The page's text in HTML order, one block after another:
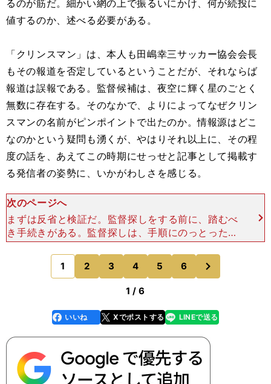
るのが筋だ。細かい網の上で振るいにかけ、何が続投に
値するのか、述べる必要がある。
「クリンスマン」は、本人も田嶋幸三サッカー協会会長
もその報道を否定しているということだが、それならば
報道は誤報である。監督候補は、夜空に輝く星のごとく
無数に存在する。そのなかで、よりによってなぜクリン
スマンの名前がピンポイントで出たのか。情報源はどこ
なのかという疑問も湧くが、やはりそれ以上に、その程
度の話を、あえてこの時期にせっせと記事として掲載す
る発信者の姿勢に、いかがわしさを感じる。
次のページへ
まずは反省と検証だ。監督探しをする前に、踏むべ
き手続きがある。監督探しは、手順にのっとったう
えで開始されるべきなのだ。確証のない名前がネッ
トを賑わせる様子を眺めると、またダメな４年間
が、そぞろ勝手に始
1 2 3 4 5 6
のページへ
1 / 6
faceboo
k
いいね Xでポストする
line LINEで送る